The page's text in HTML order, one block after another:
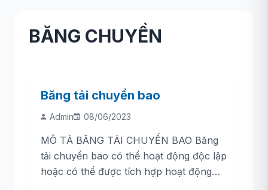
BĂNG CHUYỀN
Băng tải chuyển bao
Admin 08/06/2023
MÔ TẢ BĂNG TẢI CHUYỂN BAO Băng
tải chuyển bao có thể hoạt động độc lập
hoặc có thể được tích hợp hoạt động